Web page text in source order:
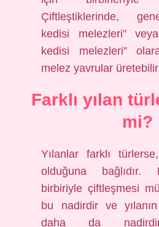
Çiftleştiklerinde,
kedisi melezleri”
kedisi melezleri”
melez yavrular
Farklı yılan
mi?
Yılanlar farklı
olduğuna bağlıdır.
birbiriyle çiftleşmesi
bu nadirdir ve
daha da